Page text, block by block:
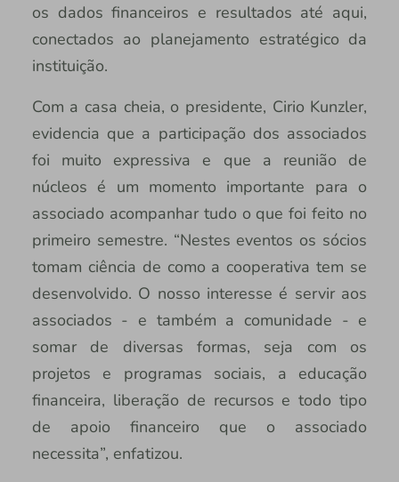
os dados financeiros e resultados até aqui,
conectados ao planejamento estratégico da
instituição.
Com a casa cheia, o presidente, Cirio Kunzler,
evidencia que a participação dos associados
foi muito expressiva e que a reunião de
núcleos é um momento importante para o
associado acompanhar tudo o que foi feito no
primeiro semestre. “Nestes eventos os sócios
tomam ciência de como a cooperativa tem se
desenvolvido. O nosso interesse é servir aos
associados - e também a comunidade - e
somar de diversas formas, seja com os
projetos e programas sociais, a educação
financeira, liberação de recursos e todo tipo
de apoio financeiro que o associado
necessita”, enfatizou.